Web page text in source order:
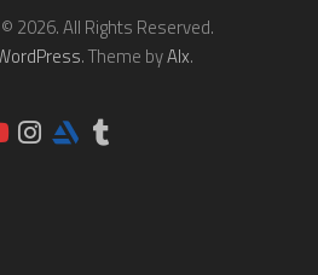
2026. All Rights Reserved.
. Theme byAlx.